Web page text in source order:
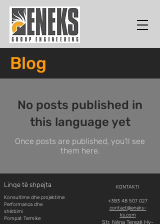
Blog
No posts published in
this language yet
Once posts are published, you’ll see
them here.
KONTAKTI
+383 48 507 027
contact@eneks-
ks.com
Str. Nëna Terezë Hy-
Linqe të shpejta
Konsultime dhe projektime
Performanca dhe
shërbimi
Pompat Termike